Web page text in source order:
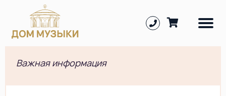
Важная информация